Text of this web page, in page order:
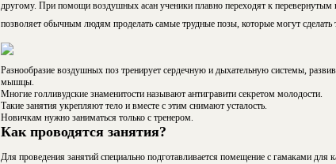
другому. При помощи воздушных асан ученики плавно переходят к
позволяет обычным людям проделать самые трудные позы, которые могут сделать
Разнообразие воздушных поз тренирует сердечную и дыхательную системы,
мышцы.
Многие голливудские знаменитости называют антигравити секретом молодости.
Такие занятия укрепляют тело и вместе с этим снимают усталость.
Новичкам нужно заниматься только с тренером.
Как проводятся занятия?
Для проведения занятий специально подготавливается помещение с гамаками